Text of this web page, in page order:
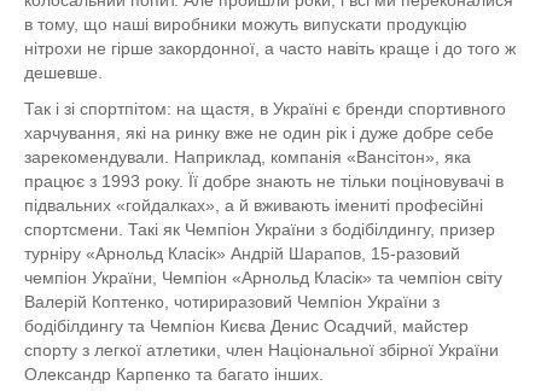
в тому, що наші виробники можуть випускати продукцію
нітрохи не гірше закордонної, а часто навіть краще і до того ж
дешевше.
Так і зі спортпітом: на щастя, в Україні є бренди спортивного
харчування, які на ринку вже не один рік і дуже добре себе
зарекомендували. Наприклад, компанія «Вансітон», яка
працює з 1993 року. Її добре знають не тільки поціновувачі в
підвальних «гойдалках», а й вживають імениті професійні
спортсмени. Такі як Чемпіон України з бодібілдингу, призер
турніру «Арнольд Класік» Андрій Шарапов, 15-разовий
чемпіон України, Чемпіон «Арнольд Класік» та чемпіон світу
Валерій Коптенко, чотириразовий Чемпіон України з
бодібілдингу та Чемпіон Києва Денис Осадчий, майстер
спорту з легкої атлетики, член Національної збірної України
Олександр Карпенко та багато інших.